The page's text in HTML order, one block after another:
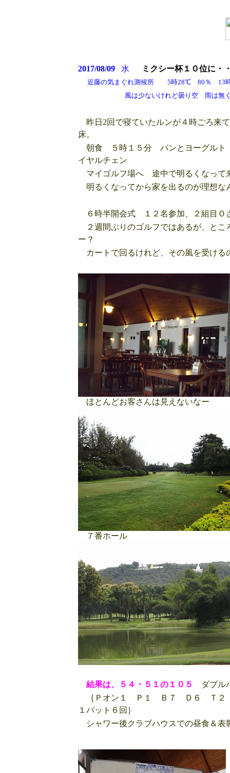
2017/08/09水 ミクシー杯１０位に
近藤の気まぐれ測候所 5時28℃ 80％
風は少ないけれど曇り空 雨は無く良
昨日2回で寝ていたルンが４時ごろ来
床。
朝食 ５時１５分 パンとヨーグルト
イヤルチェン
マイゴルフ場へ 途中で明るくなって
明るくなってから家を出るのが理想な
６時半開会式 １２名参加、２組目Ｏ
２週間ぶりのゴルフではあるが、とこ
ー？
カートで回るけれど、その風を受ける
ほとんどお客さんは見えないなー
７番ホール
結果は、５４・５１の１０５
ダブル
｛Ｐオン１ Ｐ１ Ｂ７ Ｄ６ Ｔ２
１パット６回｝
シャワー後クラブハウスでの昼食＆